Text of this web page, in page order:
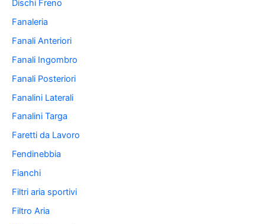
Dischi Freno
Fanaleria
Fanali Anteriori
Fanali Ingombro
Fanali Posteriori
Fanalini Laterali
Fanalini Targa
Faretti da Lavoro
Fendinebbia
Fianchi
Filtri aria sportivi
Filtro Aria